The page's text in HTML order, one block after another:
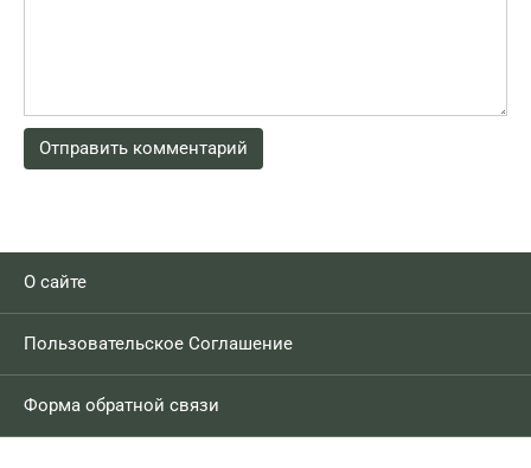
О сайте
Пользовательское Соглашение
Форма обратной связи